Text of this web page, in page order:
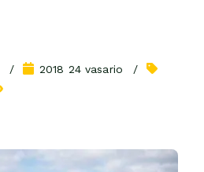
2018 24 vasario